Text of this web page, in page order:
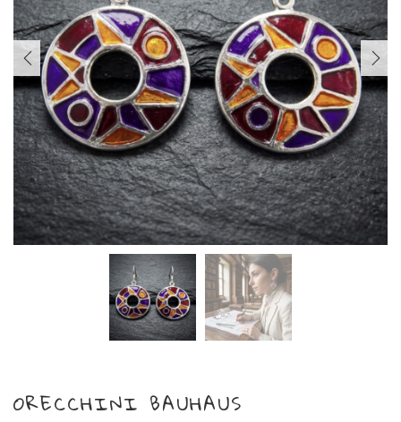
PREVIOUS NEXT
ORECCHINI BAUHAUS